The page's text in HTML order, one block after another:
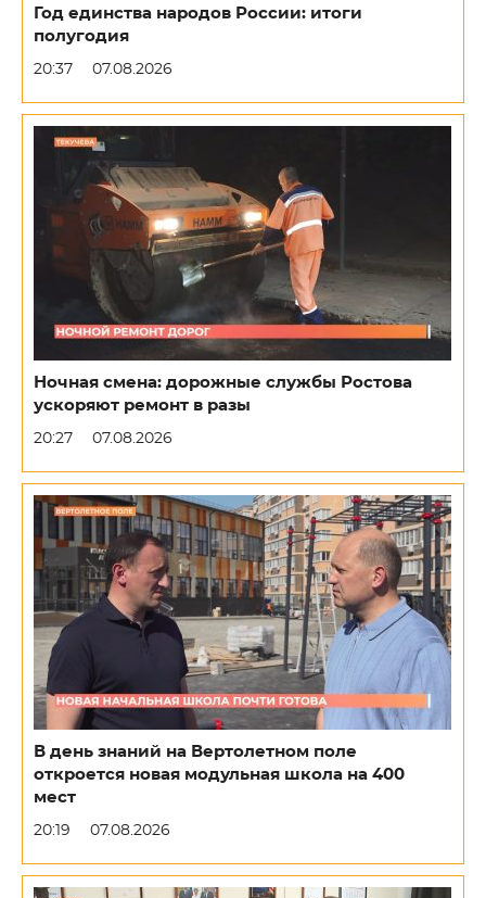
Год единства народов России: итоги
полугодия
20:37 07.08.2026
Ночная смена: дорожные службы Ростова
ускоряют ремонт в разы
20:27 07.08.2026
В день знаний на Вертолетном поле
откроется новая модульная школа на 400
мест
20:19 07.08.2026